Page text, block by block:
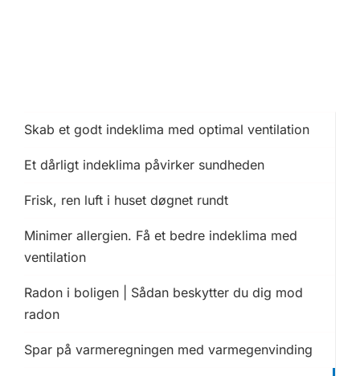
Skab et godt indeklima med optimal ventilation
Et dårligt indeklima påvirker sundheden
Frisk, ren luft i huset døgnet rundt
Minimer allergien. Få et bedre indeklima med
ventilation
Radon i boligen | Sådan beskytter du dig mod
radon
Spar på varmeregningen med varmegenvinding